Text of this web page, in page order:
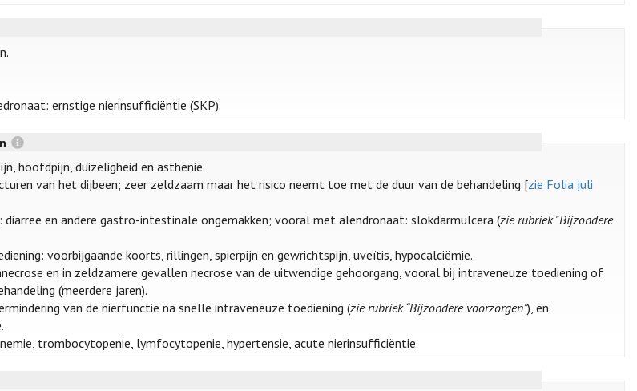
ernstige nierinsufficiëntie (SKP).
hoofdpijn, duizeligheid en asthenie.
van het dijbeen; zeer zeldzaam maar het risico neemt toe met de duur van de behandeling [zie Folia juli
diarree en andere gastro-intestinale ongemakken; vooral met alendronaat: slokdarmulcera (zie rubriek "Bijzondere
voorbijgaande koorts, rillingen, spierpijn en gewrichtspijn, uveïtis, hypocalciëmie.
en in zeldzamere gevallen necrose van de uitwendige gehoorgang, vooral bij intraveneuze toediening of
(meerdere jaren).
van de nierfunctie na snelle intraveneuze toediening (zie rubriek “Bijzondere voorzorgen”), en
trombocytopenie, lymfocytopenie, hypertensie, acute nierinsufficiëntie.